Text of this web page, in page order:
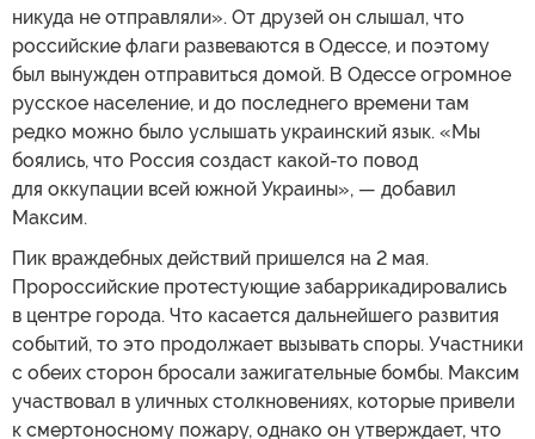
никуда не отправляли». От друзей он слышал, что
российские флаги развеваются в Одессе, и поэтому
был вынужден отправиться домой. В Одессе огромное
русское население, и до последнего времени там
редко можно было услышать украинский язык. «Мы
боялись, что Россия создаст какой-то повод
для оккупации всей южной Украины», — добавил
Максим.
Пик враждебных действий пришелся на 2 мая.
Пророссийские протестующие забаррикадировались
в центре города. Что касается дальнейшего развития
событий, то это продолжает вызывать споры. Участники
с обеих сторон бросали зажигательные бомбы. Максим
участвовал в уличных столкновениях, которые привели
к смертоносному пожару, однако он утверждает, что